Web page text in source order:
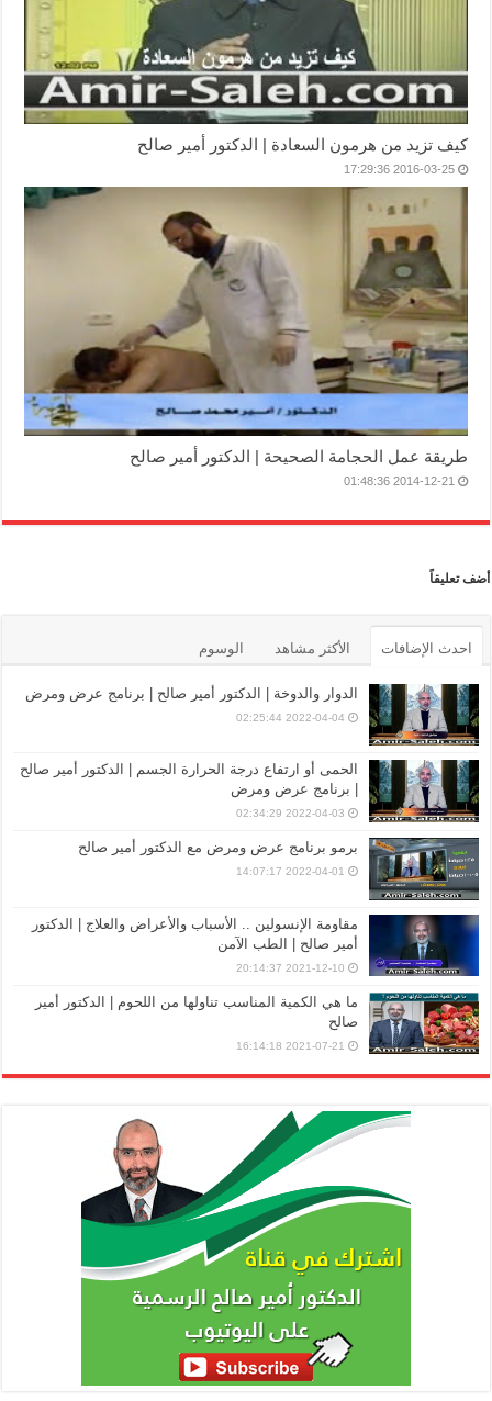
كيف تزيد من هرمون السعادة | الدكتور أمير صالح
2016-03-25 17:29:36
طريقة عمل الحجامة الصحيحة | الدكتور أمير صالح
2014-12-21 01:48:36
أضف تعليقاً
احدث الإضافات الأكثر مشاهد الوسوم
الدوار والدوخة | الدكتور أمير صالح | برنامج عرض ومرض
2022-04-04 02:25:44
الحمى أو ارتفاع درجة الحرارة الجسم | الدكتور أمير صالح
| برنامج عرض ومرض
2022-04-03 02:34:29
برمو برنامج عرض ومرض مع الدكتور أمير صالح
2022-04-01 14:07:17
مقاومة الإنسولين .. الأسباب والأعراض والعلاج | الدكتور
أمير صالح | الطب الآمن
2021-12-10 20:14:37
ما هي الكمية المناسب تناولها من اللحوم | الدكتور أمير
صالح
2021-07-21 16:14:18